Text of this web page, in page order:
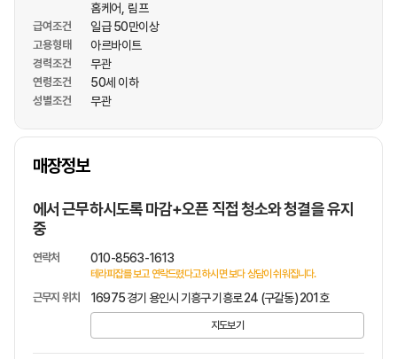
홈케어
림프
급여조건 일급 50만이상
고용형태 아르바이트
경력조건 무관
연령조건 50세 이하
성별조건 무관
매장정보
상호명
에서 근무하시도록 마감+오픈 직접 청소와 청결을 유지
중
연락처 010-8563-1613
테라피잡를 보고 연락드렸다고 하시면 보다 상담이 쉬워집니다.
근무지 위치 16975 경기 용인시 기흥구 기흥로 24 (구갈동) 201호
지도보기